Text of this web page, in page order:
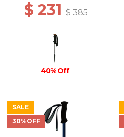
$ 231$ 385
40% Off
SALE
30%OFF